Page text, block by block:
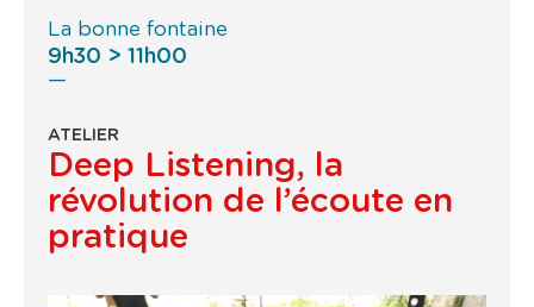
La bonne fontaine
9h30 > 11h00
ATELIER
Deep Listening, la
révolution de l’écoute en
pratique